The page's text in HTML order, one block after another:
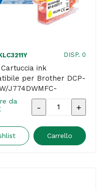
Nero
quantità
DISP. 0
Cartuccia ink
per Brother DCP-
J774DWMFC-
– Giallo
da
G&G
Cartuccia
Carrello